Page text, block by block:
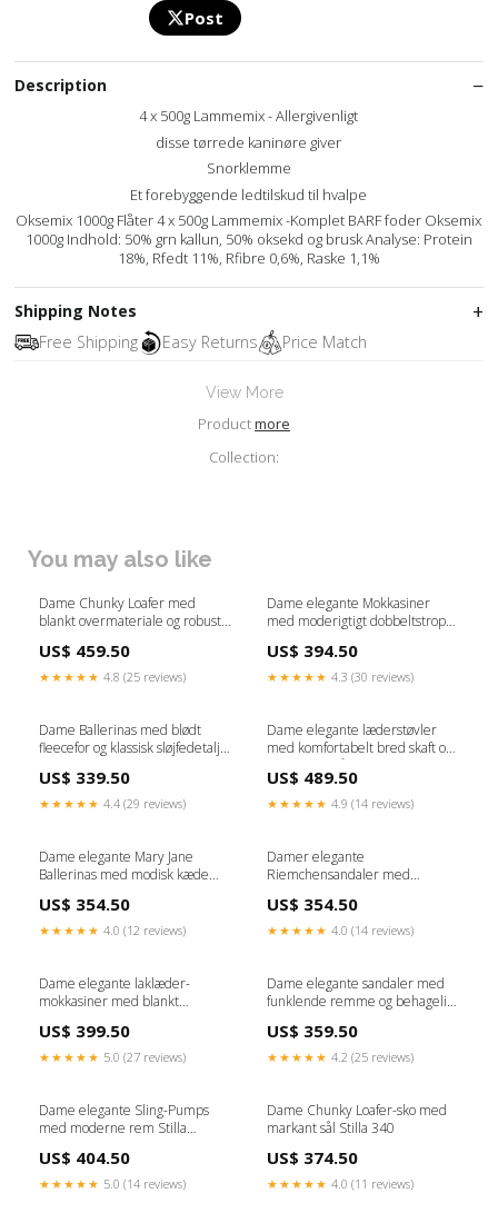
Post
Description
4 x 500g Lammemix - Allergivenligt
disse tørrede kaninøre giver
Snorklemme
Et forebyggende ledtilskud til hvalpe
Oksemix 1000g Flåter 4 x 500g Lammemix -Komplet BARF foder Oksemix
1000g Indhold: 50% grn kallun, 50% oksekd og brusk Analyse: Protein
18%, Rfedt 11%, Rfibre 0,6%, Raske 1,1%
Shipping Notes
Free Shipping
Easy Returns Price Match
View More
Productmore
Collection:
You may also like
Dame Chunky Loafer med
blankt overmateriale og robust
US$ 459.50
★★★★★ 4.8 (25 reviews)
Dame elegante Mokkasiner
med moderigtigt dobbeltstrop
Størrelse:36
US$ 394.50
★★★★★ 4.3 (30 reviews)
Dame Ballerinas med blødt
fleecefor og klassisk sløjfedetalje
US$ 339.50
★★★★★ 4.4 (29 reviews)
Dame elegante læderstøvler
med komfortabelt bred skaft og
skridsikker sål Stilla daily
US$ 489.50
★★★★★ 4.9 (14 reviews)
Dame elegante Mary Jane
Ballerinas med modisk kæde
US$ 354.50
★★★★★ 4.0 (12 reviews)
Damer elegante
Riemchensandaler med
vandafvisende-vindafvisende-
jakker-ai
US$ 354.50
★★★★★ 4.0 (14 reviews)
Dame elegante laklæder-
mokkasiner med blankt
Størrelse:36
US$ 399.50
★★★★★ 5.0 (27 reviews)
Dame elegante sandaler med
funklende remme og behageligt
US$ 359.50
★★★★★ 4.2 (25 reviews)
Dame elegante Sling-Pumps
med moderne rem Stilla
US$ 404.50
★★★★★ 5.0 (14 reviews)
Dame Chunky Loafer-sko med
markant sål Stilla 340
US$ 374.50
★★★★★ 4.0 (11 reviews)